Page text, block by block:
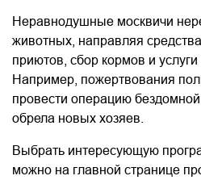
Неравнодушные москвичи
животных, направляя
приютов, сбор кормов и услуги
Например, пожертвования
провести операцию
обрела новых хозяев.
Выбрать интересующую
можно на главной странице